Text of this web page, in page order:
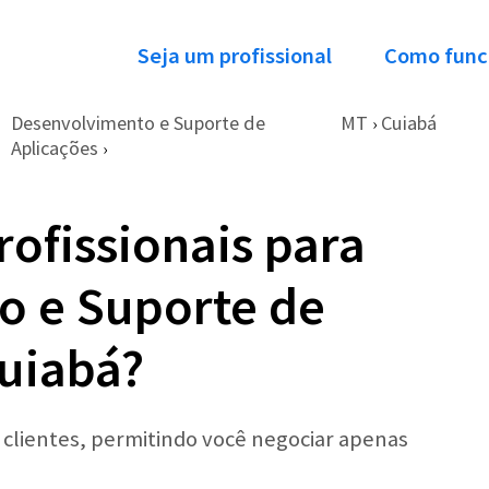
Seja um profissional Como
Desenvolvimento e Suporte de
Aplicações ›
MT › Cuiabá
para
e Suporte de
permitindo você negociar apenas